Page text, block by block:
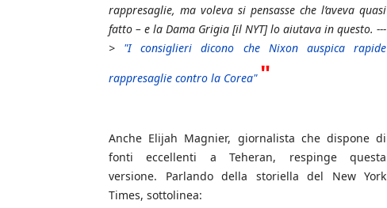
rappresaglie, ma voleva si pensasse che l’aveva quasi
fatto – e la Dama Grigia [il NYT] lo aiutava in questo. ---
> "I consiglieri dicono che Nixon auspica rapide
rappresaglie contro la Corea" "
Anche Elijah Magnier, giornalista che dispone di
fonti eccellenti a Teheran, respinge questa
versione. Parlando della storiella del New York
Times, sottolinea: